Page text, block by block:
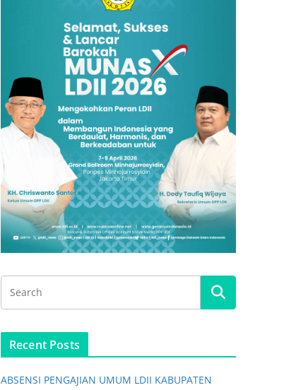
Recent Posts
ABSENSI PENGAJIAN UMUM LDII KABUPATEN